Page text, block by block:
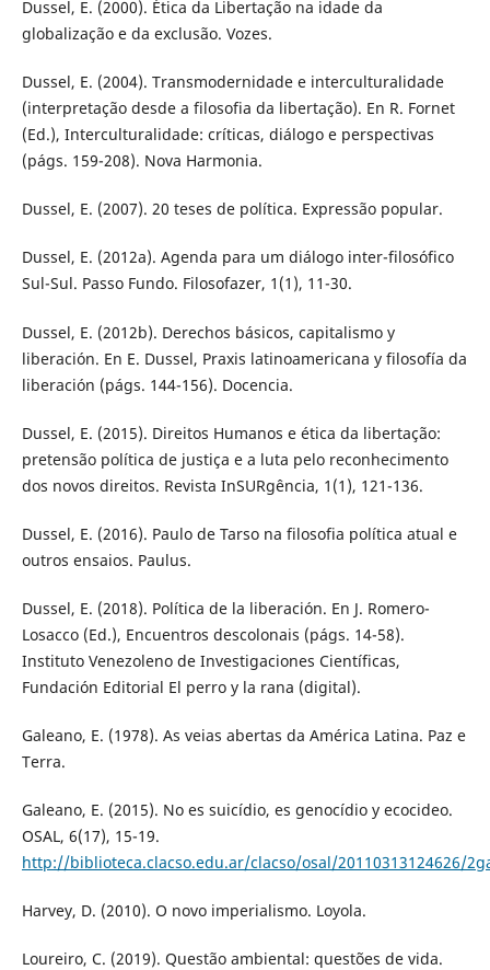
Dussel, E. (2000). Ética da Libertação na idade da
globalização e da exclusão. Vozes.
Dussel, E. (2004). Transmodernidade e interculturalidade
(interpretação desde a filosofia da libertação). En R. Fornet
(Ed.), Interculturalidade: críticas, diálogo e perspectivas
(págs. 159-208). Nova Harmonia.
Dussel, E. (2007). 20 teses de política. Expressão popular.
Dussel, E. (2012a). Agenda para um diálogo inter-filosófico
Sul-Sul. Passo Fundo. Filosofazer, 1(1), 11-30.
Dussel, E. (2012b). Derechos básicos, capitalismo y
liberación. En E. Dussel, Praxis latinoamericana y filosofía da
liberación (págs. 144-156). Docencia.
Dussel, E. (2015). Direitos Humanos e ética da libertação:
pretensão política de justiça e a luta pelo reconhecimento
dos novos direitos. Revista InSURgência, 1(1), 121-136.
Dussel, E. (2016). Paulo de Tarso na filosofia política atual e
outros ensaios. Paulus.
Dussel, E. (2018). Política de la liberación. En J. Romero-
Losacco (Ed.), Encuentros descolonais (págs. 14-58).
Instituto Venezoleno de Investigaciones Científicas,
Fundación Editorial El perro y la rana (digital).
Galeano, E. (1978). As veias abertas da América Latina. Paz e
Terra.
Galeano, E. (2015). No es suicídio, es genocídio y ecocideo.
OSAL, 6(17), 15-19.
http://biblioteca.clacso.edu.ar/clacso/osal/20110313124626/
Harvey, D. (2010). O novo imperialismo. Loyola.
Loureiro, C. (2019). Questão ambiental: questões de vida.